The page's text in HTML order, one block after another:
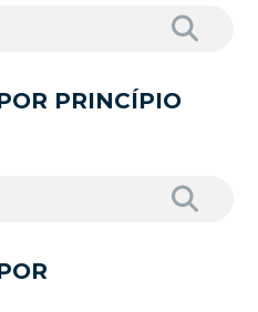
PRINCÍPIO